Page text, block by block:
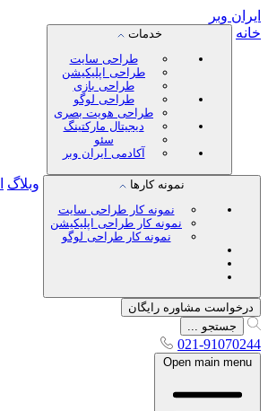
ایران وبر
خانه
خدمات
طراحی سایت
طراحی اپلیکیشن
طراحی بازی
طراحی لوگو
طراحی هویت بصری
دیجیتال مارکتینگ
سئو
آکادمی ایران وبر
نمونه کارها
نمونه کار طراحی سایت
نمونه کار طراحی اپلیکیشن
نمونه کار طراحی لوگو
وبلاگ
درخواست مشاوره رایگان
جستجو ...
021-91070244
Open main menu